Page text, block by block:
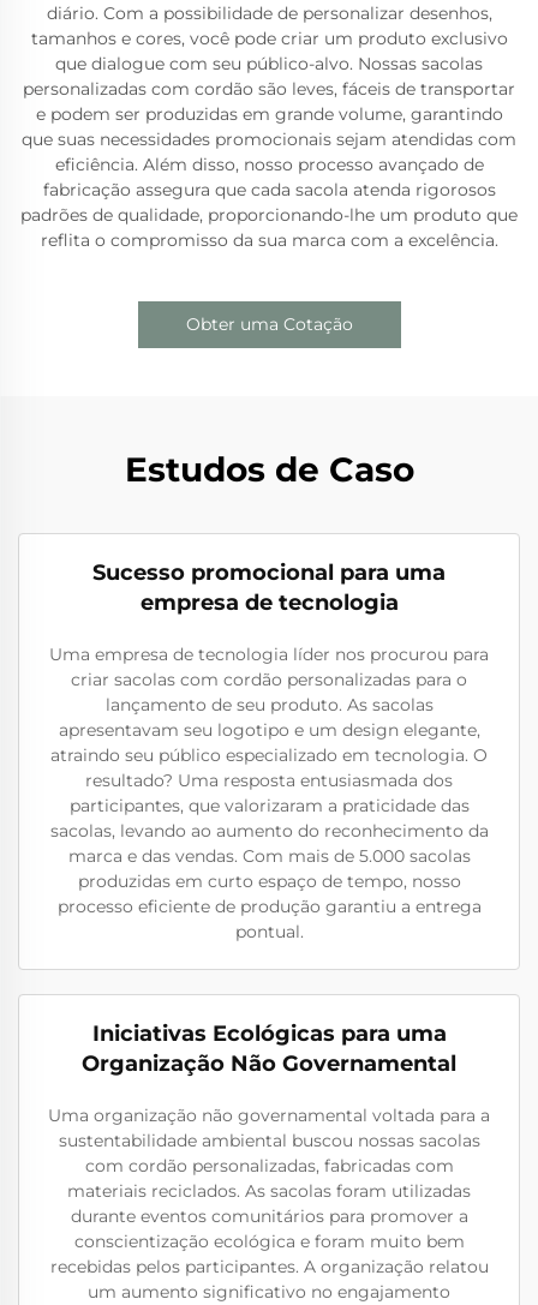
diário. Com a possibilidade de personalizar desenhos,
tamanhos e cores, você pode criar um produto exclusivo
que dialogue com seu público-alvo. Nossas sacolas
personalizadas com cordão são leves, fáceis de transportar
e podem ser produzidas em grande volume, garantindo
que suas necessidades promocionais sejam atendidas com
eficiência. Além disso, nosso processo avançado de
fabricação assegura que cada sacola atenda rigorosos
padrões de qualidade, proporcionando-lhe um produto que
reflita o compromisso da sua marca com a excelência.
Obter uma Cotação
Estudos de Caso
Sucesso promocional para uma
empresa de tecnologia
Uma empresa de tecnologia líder nos procurou para
criar sacolas com cordão personalizadas para o
lançamento de seu produto. As sacolas
apresentavam seu logotipo e um design elegante,
atraindo seu público especializado em tecnologia. O
resultado? Uma resposta entusiasmada dos
participantes, que valorizaram a praticidade das
sacolas, levando ao aumento do reconhecimento da
marca e das vendas. Com mais de 5.000 sacolas
produzidas em curto espaço de tempo, nosso
processo eficiente de produção garantiu a entrega
pontual.
Iniciativas Ecológicas para uma
Organização Não Governamental
Uma organização não governamental voltada para a
sustentabilidade ambiental buscou nossas sacolas
com cordão personalizadas, fabricadas com
materiais reciclados. As sacolas foram utilizadas
durante eventos comunitários para promover a
conscientização ecológica e foram muito bem
recebidas pelos participantes. A organização relatou
um aumento significativo no engajamento